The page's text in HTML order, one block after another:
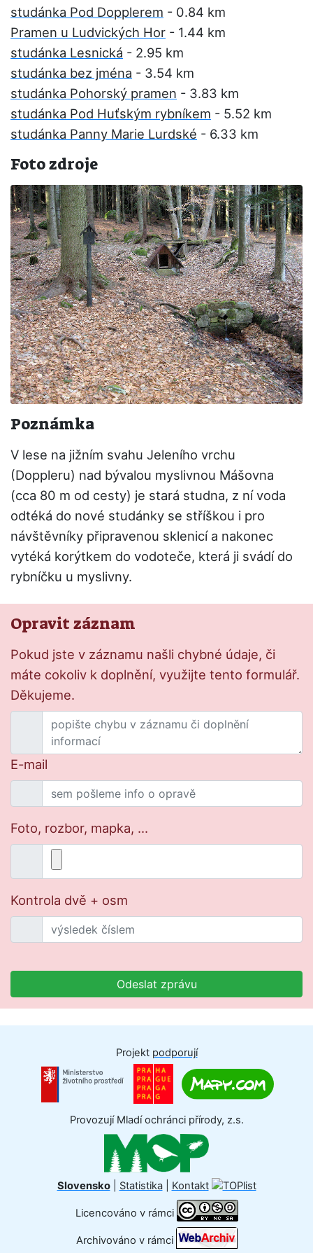
studánka Pod Dopplerem - 0.84 km
Pramen u Ludvických Hor - 1.44 km
studánka Lesnická - 2.95 km
studánka bez jména - 3.54 km
studánka Pohorský pramen - 3.83 km
studánka Pod Huťským rybníkem - 5.52 km
studánka Panny Marie Lurdské - 6.33 km
Foto zdroje
Poznámka
V lese na jižním svahu Jeleního vrchu
(Doppleru) nad bývalou myslivnou Mášovna
(cca 80 m od cesty) je stará studna, z ní voda
odtéká do nové studánky se stříškou i pro
návštěvníky připravenou sklenicí a nakonec
vytéká korýtkem do vodoteče, která ji svádí do
rybníčku u myslivny.
Opravit záznam
Pokud jste v záznamu našli chybné údaje, či
máte cokoliv k doplnění, využijte tento formulář.
Děkujeme.
E-mail
Foto, rozbor, mapka, ...
Kontrola dvě + osm
Odeslat zprávu
Projekt podporují
Provozují Mladí ochránci přírody, z.s.
Slovensko| Statistika| Kontakt
Licencováno v rámci
Archivováno v rámci